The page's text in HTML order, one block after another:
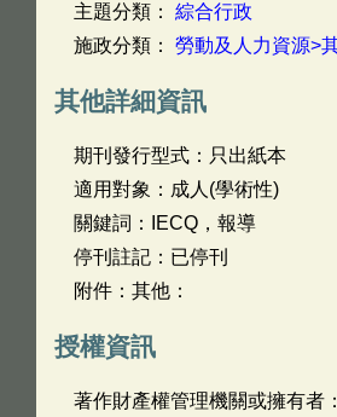
主題分類： 綜合行政
施政分類： 勞動及人力資源>
其他詳細資訊
期刊發行型式：只出紙本
適用對象：成人(學術性)
關鍵詞：IECQ，報導
停刊註記：已停刊
附件：其他：
授權資訊
著作財產權管理機關或擁有者：